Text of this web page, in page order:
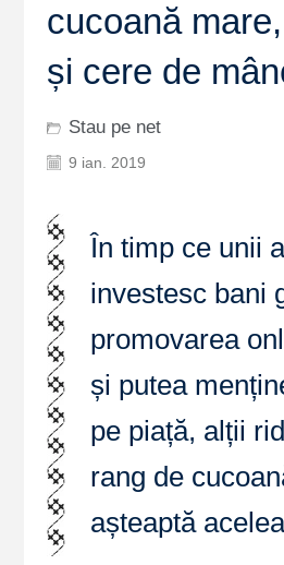
cucoană
și cere de
Stau pe net
9 ian. 2019
În timp ce unii
investesc bani
promovarea
și putea
pe piață, alții
rang de
așteaptă